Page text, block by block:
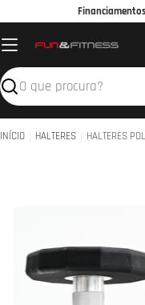
o
conteúdo
Pesquisar
INÍCIO HALTERES HALTERES